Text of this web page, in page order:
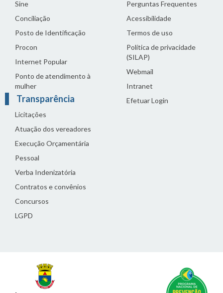
Sine
Conciliação
Posto de Identificação
Procon
Internet Popular
Ponto de atendimento à
mulher
Transparência
Licitações
Atuação dos vereadores
Execução Orçamentária
Pessoal
Verba Indenizatória
Contratos e convênios
Concursos
LGPD
Perguntas Frequentes
Acessibilidade
Termos de uso
Política de privacidade
(SILAP)
Webmail
Intranet
Efetuar Login